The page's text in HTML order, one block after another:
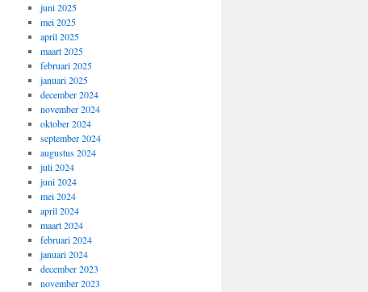
juni 2025
mei 2025
april 2025
maart 2025
februari 2025
januari 2025
december 2024
november 2024
oktober 2024
september 2024
augustus 2024
juli 2024
juni 2024
mei 2024
april 2024
maart 2024
februari 2024
januari 2024
december 2023
november 2023